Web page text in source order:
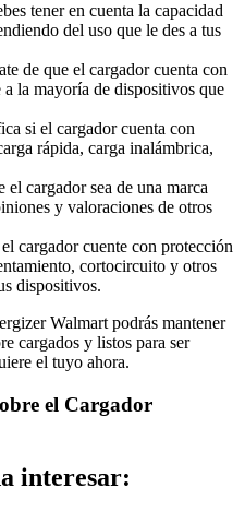
tener en cuenta la capacidad
del uso que le des a tus
de que el cargador cuenta con
a la mayoría de dispositivos que
si el cargador cuenta con
rápida, carga inalámbrica,
el cargador sea de una marca
y valoraciones de otros
cargador cuente con protección
cortocircuito y otros
dispositivos.
Walmart podrás mantener
cargados y listos para ser
el tuyo ahora.
el Cargador
interesar: